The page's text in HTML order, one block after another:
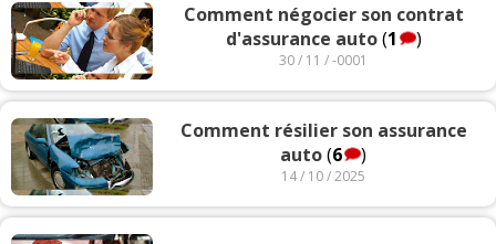
Comment négocier son contrat
d'assurance auto(1 )
30 / 11 / -0001
Comment résilier son assurance
auto(6 )
14 / 10 / 2025